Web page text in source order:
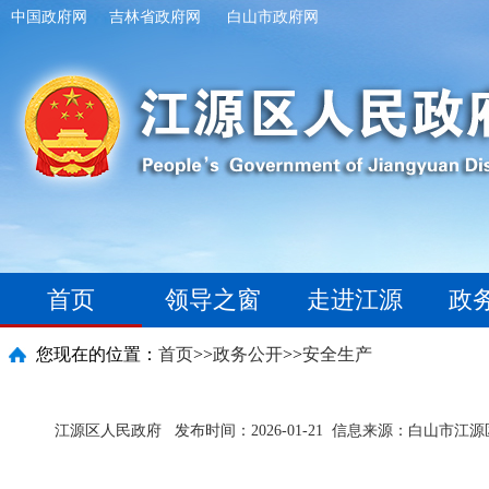
中国政府网 吉林省政府网 白山市政府网
首页 领导之窗 走进江源 政
您现在的位置： 首页>>政务公开>>安全生产
江源区人民政府 发布时间：2026-01-21 信息来源：白山市江